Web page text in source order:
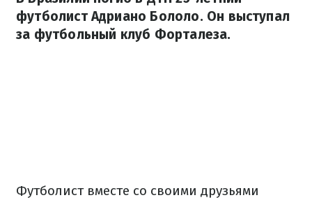
футболист Адриано Бололо. Он выступал
за футбольный клуб Форталеза.
Футболист вместе со своими друзьями